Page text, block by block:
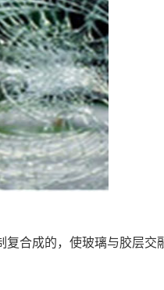
合成的，使玻璃与胶层交